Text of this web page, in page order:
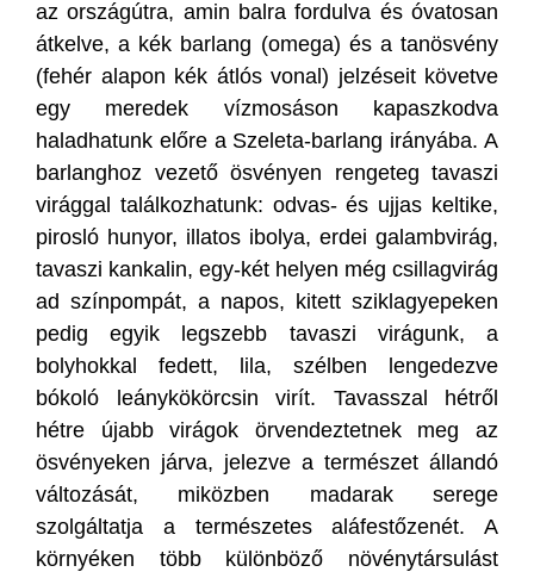
az országútra, amin balra fordulva és óvatosan
átkelve, a kék barlang (omega) és a tanösvény
(fehér alapon kék átlós vonal) jelzéseit követve
egy meredek vízmosáson kapaszkodva
haladhatunk előre a Szeleta-barlang irányába. A
barlanghoz vezető ösvényen rengeteg tavaszi
virággal találkozhatunk: odvas- és ujjas keltike,
pirosló hunyor, illatos ibolya, erdei galambvirág,
tavaszi kankalin, egy-két helyen még csillagvirág
ad színpompát, a napos, kitett sziklagyepeken
pedig egyik legszebb tavaszi virágunk, a
bolyhokkal fedett, lila, szélben lengedezve
bókoló leánykökörcsin virít. Tavasszal hétről
hétre újabb virágok örvendeztetnek meg az
ösvényeken járva, jelezve a természet állandó
változását, miközben madarak serege
szolgáltatja a természetes aláfestőzenét. A
környéken több különböző növénytársulást